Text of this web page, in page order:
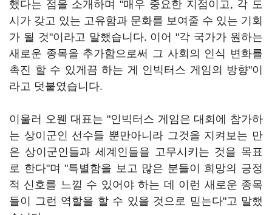
했다는 점을 소개하며 "매우 중요한 지점이고, 각 도
시가 갖고 있는 고유함과 문화를 보여줄 수 있는 기회
가 될 것"이라고 말했습니다. 이어 "각 국가가 원하는
새로운 종목을 추가함으로써 그 사회의 인식 변화를
촉진 할 수 있게끔 하는 게 인빅터스 게임의 방향"이
라고 덧붙였습니다.
이울러 오웬 대표는 "인빅터스 게임은 대회에 참가하
는 상이군인 선수들 뿐만아니라 그것을 지켜보는 만
은 상이군인들과 세계인들을 고무시키는 것을 목표
로 한다"며 "특별함을 보고 많은 분들이 희망의 긍정
적 신호를 느낄 수 있어야 하는 데 이런 새로운 종목
들이 그런 역할을 할 수 있을 것으로 믿는다"고 말했